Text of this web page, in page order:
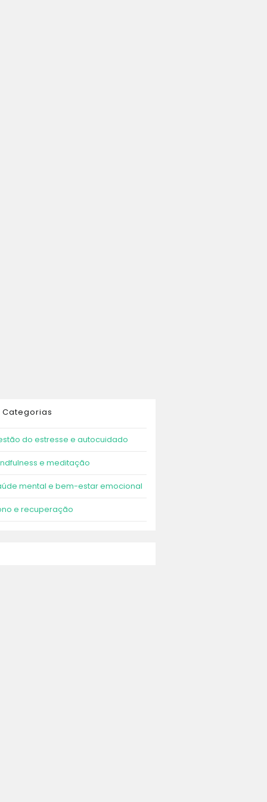
Categorias
do estresse e autocuidado
e meditação
mental e bem-estar emocional
e recuperação